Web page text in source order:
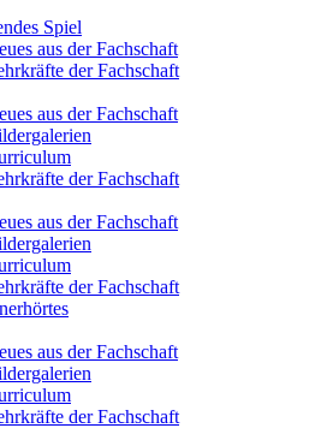
Spiel
aus der Fachschaft
der Fachschaft
aus der Fachschaft
der Fachschaft
aus der Fachschaft
der Fachschaft
aus der Fachschaft
der Fachschaft